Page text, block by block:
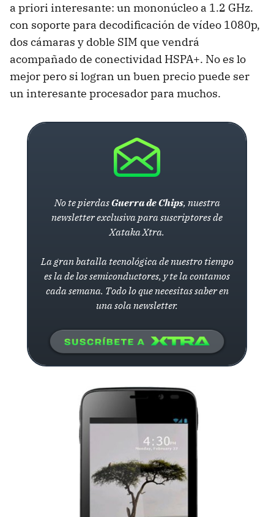
a priori interesante: un mononúcleo a 1.2 GHz.
con soporte para decodificación de vídeo 1080p,
dos cámaras y doble SIM que vendrá
acompañado de conectividad HSPA+. No es lo
mejor pero si logran un buen precio puede ser
un interesante procesador para muchos.
No te pierdasGuerra de Chips, nuestra
newsletter exclusiva para suscriptores de
Xataka Xtra.
La gran batalla tecnológica de nuestro tiempo
es la de los semiconductores, y te la contamos
cada semana. Todo lo que necesitas saber en
una sola newsletter.